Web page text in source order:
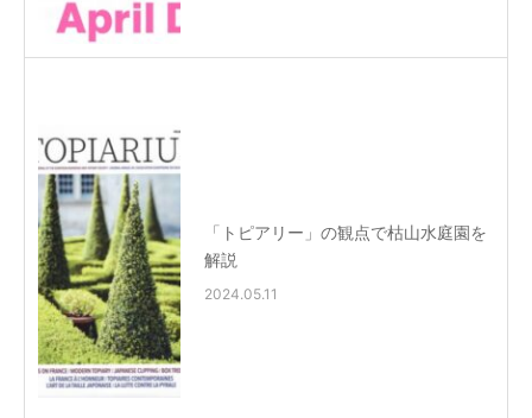
「トピアリー」の観点で枯山水庭園を
解説
2024.05.11